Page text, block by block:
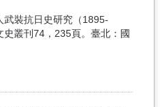
裝抗日史研究（1895-
叢刊74，235頁。臺北：國